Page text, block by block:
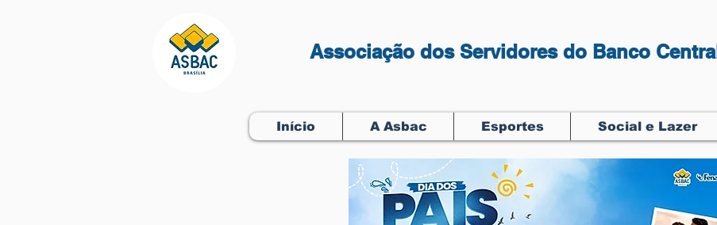
Associação dos Servidores do Banco Central
Início A Asbac Esportes Social e Lazer